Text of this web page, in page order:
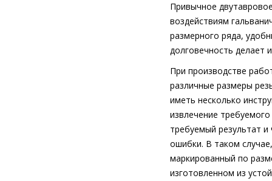
Привычное
воздействиям
размерного ряда,
долговечность
При производстве
различные размеры
иметь несколько
извлечение
требуемый результат
ошибки. В таком
маркированный по
изготовленном из